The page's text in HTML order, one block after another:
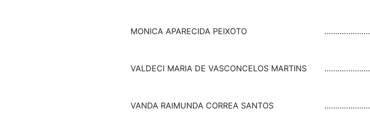
MONICA APARECIDA PEIXOTO …………………
VALDECI MARIA DE VASCONCELOS MARTINS …………………
VANDA RAIMUNDA CORREA SANTOS …………………